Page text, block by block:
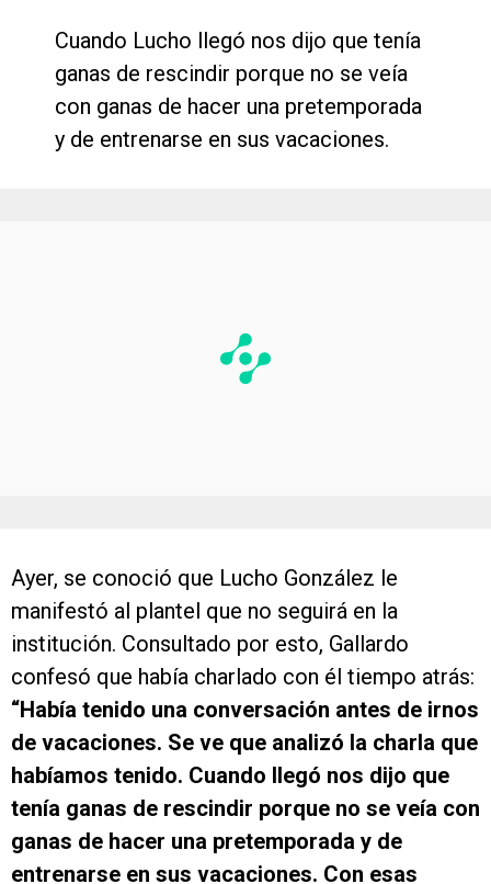
Cuando Lucho llegó nos dijo que tenía
ganas de rescindir porque no se veía
con ganas de hacer una pretemporada
y de entrenarse en sus vacaciones.
Ayer, se conoció que Lucho González le
manifestó al plantel que no seguirá en la
institución. Consultado por esto, Gallardo
confesó que había charlado con él tiempo atrás:
“Había tenido una conversación antes de irnos
de vacaciones. Se ve que analizó la charla que
habíamos tenido. Cuando llegó nos dijo que
tenía ganas de rescindir porque no se veía con
ganas de hacer una pretemporada y de
entrenarse en sus vacaciones. Con esas